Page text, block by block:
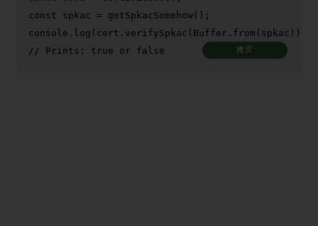
const spkac = getSpkacSomehow
console . log (cert. verifySpkac ( Buffer . from
// Prints: true or false
拷贝